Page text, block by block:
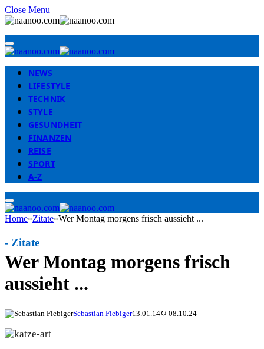
Close Menu
NEWS
LIFESTYLE
TECHNIK
STYLE
GESUNDHEIT
FINANZEN
REISE
SPORT
A-Z
Home»Zitate»Wer Montag morgens frisch aussieht ...
Wer Montag morgens frisch
aussieht ...
- Zitate
Sebastian Fiebiger13.01.14↻ 08.10.24